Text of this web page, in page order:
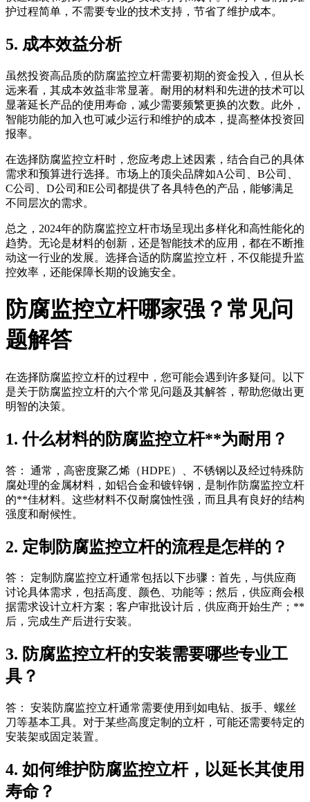
护过程简单，不需要专业的技术支持，节省了维护成本。
5. 成本效益分析
虽然投资高品质的防腐监控立杆需要初期的资金投入，但从长
远来看，其成本效益非常显著。耐用的材料和先进的技术可以
显著延长产品的使用寿命，减少需要频繁更换的次数。此外，
智能功能的加入也可减少运行和维护的成本，提高整体投资回
报率。
在选择防腐监控立杆时，您应考虑上述因素，结合自己的具体
需求和预算进行选择。市场上的顶尖品牌如A公司、B公司、
C公司、D公司和E公司都提供了各具特色的产品，能够满足
不同层次的需求。
总之，2024年的防腐监控立杆市场呈现出多样化和高性能化的
趋势。无论是材料的创新，还是智能技术的应用，都在不断推
动这一行业的发展。选择合适的防腐监控立杆，不仅能提升监
控效率，还能保障长期的设施安全。
防腐监控立杆哪家强？常见问
题解答
在选择防腐监控立杆的过程中，您可能会遇到许多疑问。以下
是关于防腐监控立杆的六个常见问题及其解答，帮助您做出更
明智的决策。
1. 什么材料的防腐监控立杆**为耐用？
答： 通常，高密度聚乙烯（HDPE）、不锈钢以及经过特殊防
腐处理的金属材料，如铝合金和镀锌钢，是制作防腐监控立杆
的**佳材料。这些材料不仅耐腐蚀性强，而且具有良好的结构
强度和耐候性。
2. 定制防腐监控立杆的流程是怎样的？
答： 定制防腐监控立杆通常包括以下步骤：首先，与供应商
讨论具体需求，包括高度、颜色、功能等；然后，供应商会根
据需求设计立杆方案；客户审批设计后，供应商开始生产；**
后，完成生产后进行安装。
3. 防腐监控立杆的安装需要哪些专业工
具？
答： 安装防腐监控立杆通常需要使用到如电钻、扳手、螺丝
刀等基本工具。对于某些高度定制的立杆，可能还需要特定的
安装架或固定装置。
4. 如何维护防腐监控立杆，以延长其使用
寿命？